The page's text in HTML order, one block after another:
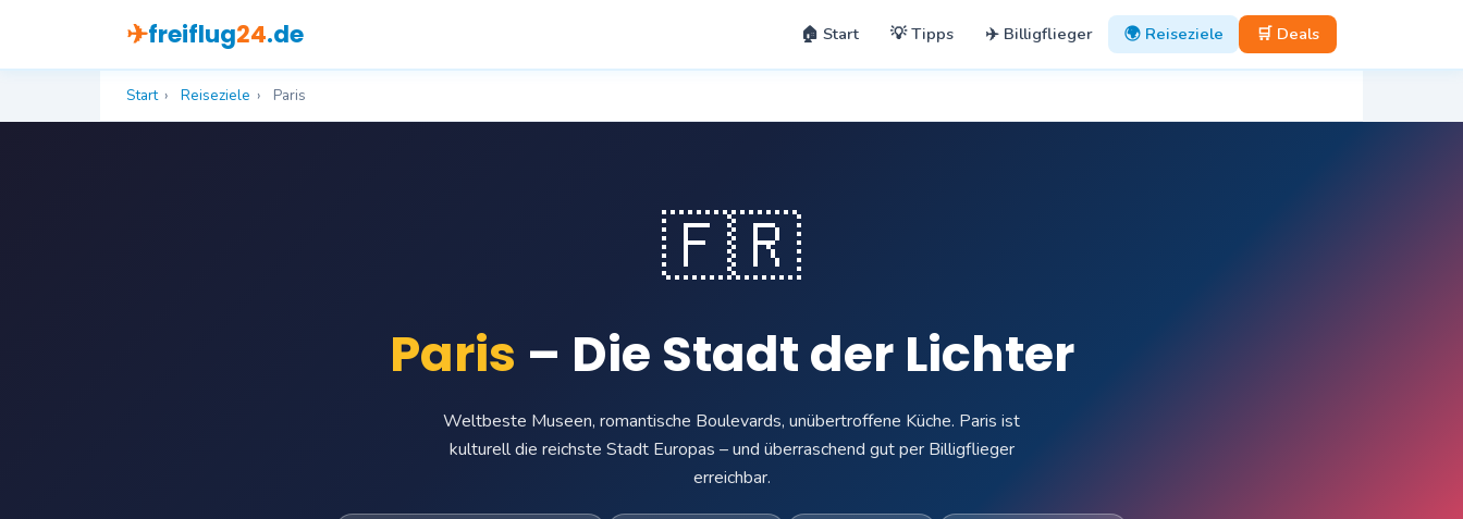
✈freiflug24.de 🏠 Start 💡 Tipps ✈️ Billigflieger 🌍 Reiseziele 🛒 Deals
Start › Reiseziele › Paris
🇫🇷
Paris – Die Stadt der Lichter
Weltbeste Museen, romantische Boulevards, unübertroffene Küche. Paris ist
kulturell die reichste Stadt Europas – und überraschend gut per Billigflieger
erreichbar.